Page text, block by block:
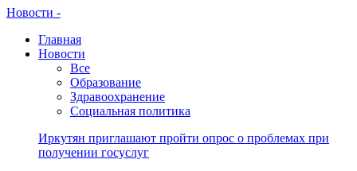
Новости -
Главная
Новости
Все
Образование
Здравоохранение
Социальная политика
Иркутян приглашают пройти опрос о проблемах при
получении госуслуг